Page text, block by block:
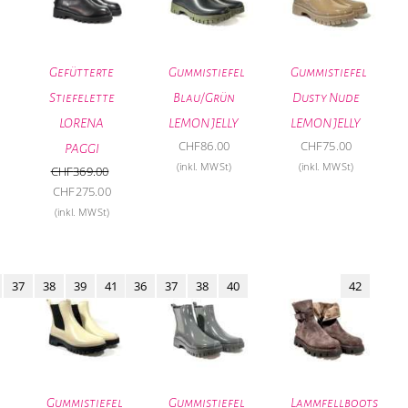
Gefütterte
Stiefelette
LORENA
PAGGI
CHF369.00
Ursprünglicher
Preis
CHF275.00Aktueller
(inkl. MWSt)
Gummistiefel
Blau/Grün
LEMON JELLY
CHF86.00
(inkl. MWSt)
Gummistiefel
Dusty Nude
LEMON JELLY
CHF75.00
(inkl. MWSt)
Gummistiefel
37 38 39 41
Gummistiefel
36 37 38 40
Lammfellboots
42